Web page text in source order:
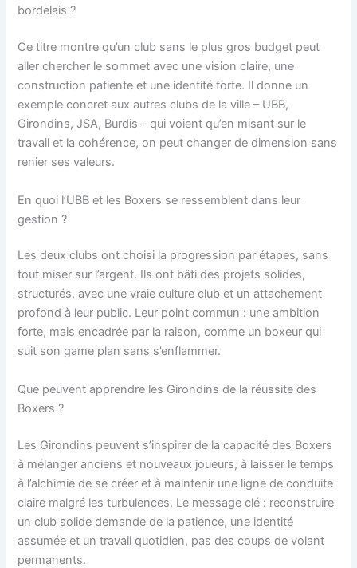
bordelais ?
Ce titre montre qu’un club sans le plus gros budget peut
aller chercher le sommet avec une vision claire, une
construction patiente et une identité forte. Il donne un
exemple concret aux autres clubs de la ville – UBB,
Girondins, JSA, Burdis – qui voient qu’en misant sur le
travail et la cohérence, on peut changer de dimension sans
renier ses valeurs.
En quoi l’UBB et les Boxers se ressemblent dans leur
gestion ?
Les deux clubs ont choisi la progression par étapes, sans
tout miser sur l’argent. Ils ont bâti des projets solides,
structurés, avec une vraie culture club et un attachement
profond à leur public. Leur point commun : une ambition
forte, mais encadrée par la raison, comme un boxeur qui
suit son game plan sans s’enflammer.
Que peuvent apprendre les Girondins de la réussite des
Boxers ?
Les Girondins peuvent s’inspirer de la capacité des Boxers
à mélanger anciens et nouveaux joueurs, à laisser le temps
à l’alchimie de se créer et à maintenir une ligne de conduite
claire malgré les turbulences. Le message clé : reconstruire
un club solide demande de la patience, une identité
assumée et un travail quotidien, pas des coups de volant
permanents.